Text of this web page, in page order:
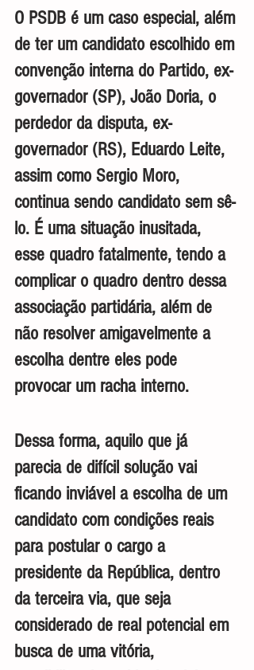
O PSDB é um caso especial, além
de ter um candidato escolhido em
convenção interna do Partido, ex-
governador (SP), João Doria, o
perdedor da disputa, ex-
governador (RS), Eduardo Leite,
assim como Sergio Moro,
continua sendo candidato sem sê-
lo. É uma situação inusitada,
esse quadro fatalmente, tendo a
complicar o quadro dentro dessa
associação partidária, além de
não resolver amigavelmente a
escolha dentre eles pode
provocar um racha interno.
Dessa forma, aquilo que já
parecia de difícil solução vai
ficando inviável a escolha de um
candidato com condições reais
para postular o cargo a
presidente da República, dentro
da terceira via, que seja
considerado de real potencial em
busca de uma vitória,